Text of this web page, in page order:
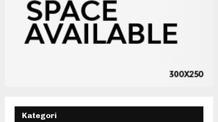
Kategori